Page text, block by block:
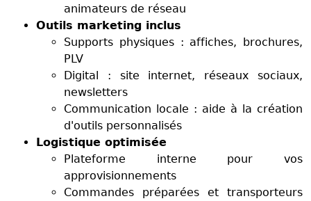
animateurs de réseau
Outils marketing inclus
Supports physiques : affiches, brochures,
PLV
Digital : site internet, réseaux sociaux,
newsletters
Communication locale : aide à la création
d'outils personnalisés
Logistique optimisée
Plateforme interne pour vos
approvisionnements
Commandes préparées et transporteurs